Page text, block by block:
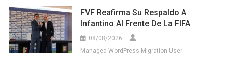
FVF Reafirma Su Respaldo A
Infantino Al Frente De La FIFA
08/08/2026
Managed WordPress Migration User